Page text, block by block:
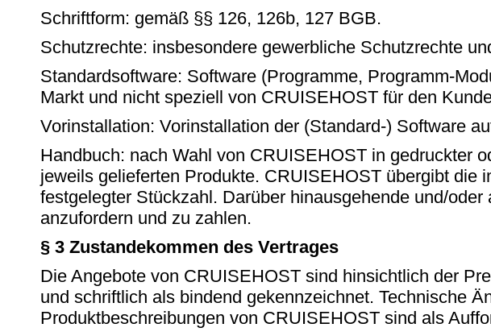
Schriftform: gemäß §§ 126, 126b, 127 BGB.
Schutzrechte: insbesondere gewerbliche Schutzrechte
Standardsoftware: Software (Programme, Programm-
Markt und nicht speziell von CRUISEHOST für den
Vorinstallation: Vorinstallation der (Standard-) Software
Handbuch: nach Wahl von CRUISEHOST in gedruckter
jeweils gelieferten Produkte. CRUISEHOST übergibt die
festgelegter Stückzahl. Darüber hinausgehende und/
anzufordern und zu zahlen.
§ 3 Zustandekommen des Vertrages
Die Angebote von CRUISEHOST sind hinsichtlich der
und schriftlich als bindend gekennzeichnet. Technische
Produktbeschreibungen von CRUISEHOST sind als